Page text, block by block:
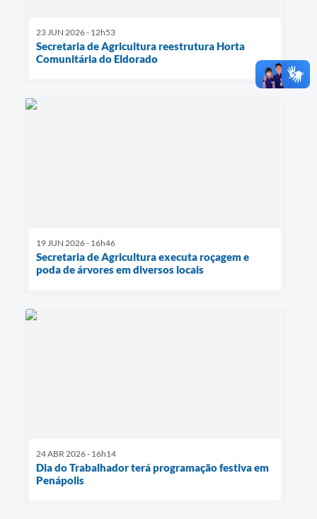
23 JUN 2026 - 12h53
Secretaria de Agricultura reestrutura Horta
Comunitária do Eldorado
19 JUN 2026 - 16h46
Secretaria de Agricultura executa roçagem e
poda de árvores em diversos locais
24 ABR 2026 - 16h14
Dia do Trabalhador terá programação festiva em
Penápolis